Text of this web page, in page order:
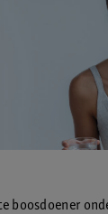
boosdoener